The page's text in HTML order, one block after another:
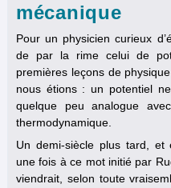
mécanique
Pour un physicien curieux
de par la rime celui de
premières leçons de
nous étions : un potentiel
quelque peu analogue
thermodynamique.
Un demi-siècle plus tard, et
une fois à ce mot initié par
viendrait, selon toute